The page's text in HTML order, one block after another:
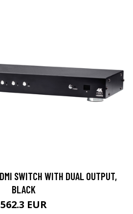
SWITCH WITH DUAL OUTPUT,
BLACK
562.3 EUR